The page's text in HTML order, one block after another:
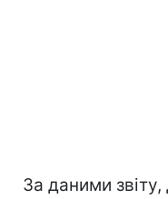
За даними